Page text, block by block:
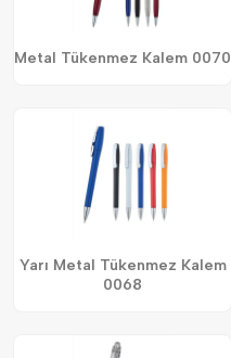
Metal Tükenmez Kalem 0070
Yarı Metal Tükenmez Kalem
0068